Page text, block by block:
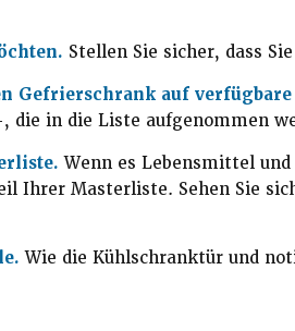
Stellen Sie sicher, dass
Gefrierschrank auf
die in die Liste aufgenommen
Wenn es Lebensmittel
Ihrer Masterliste. Sehen Sie
Wie die Kühlschranktür und